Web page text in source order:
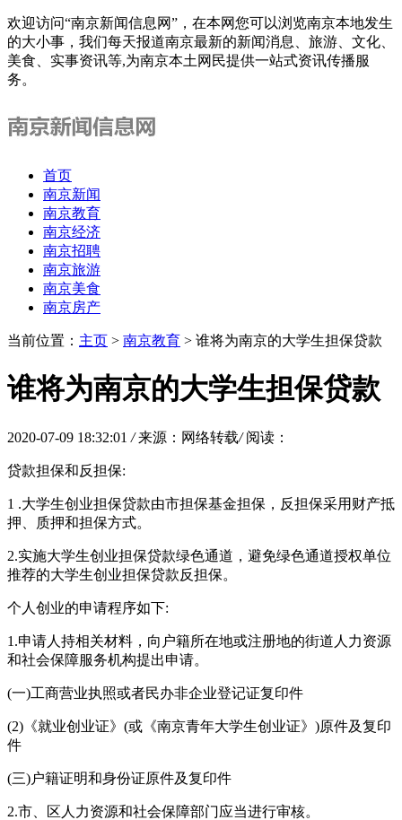
欢迎访问“南京新闻信息网”，在本网您可以浏览南京本地发生
的大小事，我们每天报道南京最新的新闻消息、旅游、文化、
美食、实事资讯等,为南京本土网民提供一站式资讯传播服
务。
首页
南京新闻
南京教育
南京经济
南京招聘
南京旅游
南京美食
南京房产
当前位置： 主页 > 南京教育 > 谁将为南京的大学生担保贷款
谁将为南京的大学生担保贷款
2020-07-09 18:32:01 / 来源：网络转载/ 阅读：
贷款担保和反担保:
1 .大学生创业担保贷款由市担保基金担保，反担保采用财产抵
押、质押和担保方式。
2.实施大学生创业担保贷款绿色通道，避免绿色通道授权单位
推荐的大学生创业担保贷款反担保。
个人创业的申请程序如下:
1.申请人持相关材料，向户籍所在地或注册地的街道人力资源
和社会保障服务机构提出申请。
(一)工商营业执照或者民办非企业登记证复印件
(2)《就业创业证》(或《南京青年大学生创业证》)原件及复印
件
(三)户籍证明和身份证原件及复印件
2.市、区人力资源和社会保障部门应当进行审核。